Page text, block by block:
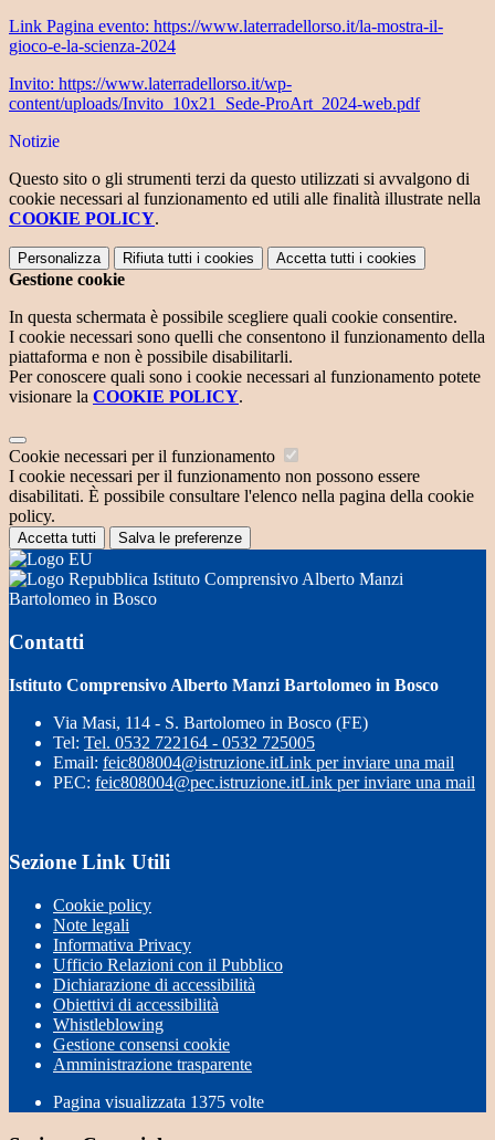
Link Pagina evento: https://www.laterradellorso.it/la-mostra-il-
gioco-e-la-scienza-2024
Invito: https://www.laterradellorso.it/wp-
content/uploads/Invito_10x21_Sede-ProArt_2024-web.pdf
Notizie
Questo sito o gli strumenti terzi da questo utilizzati si avvalgono di
cookie necessari al funzionamento ed utili alle finalità illustrate nella
COOKIE POLICY.
Personalizza Rifiuta tutti i cookies Accetta tutti i cookies
Gestione cookie
In questa schermata è possibile scegliere quali cookie consentire.
I cookie necessari sono quelli che consentono il funzionamento della
piattaforma e non è possibile disabilitarli.
Per conoscere quali sono i cookie necessari al funzionamento potete
visionare la COOKIE POLICY.
Cookie necessari per il funzionamento
I cookie necessari per il funzionamento non possono essere
disabilitati. È possibile consultare l'elenco nella pagina della cookie
policy.
Accetta tutti Salva le preferenze
Istituto Comprensivo Alberto Manzi
Bartolomeo in Bosco
Contatti
Istituto Comprensivo Alberto Manzi Bartolomeo in Bosco
Via Masi, 114 - S. Bartolomeo in Bosco (FE)
Tel: Tel. 0532 722164 - 0532 725005
Email: feic808004@istruzione.itLink per inviare una mail
PEC: feic808004@pec.istruzione.itLink per inviare una mail
Sezione Link Utili
Cookie policy
Note legali
Informativa Privacy
Ufficio Relazioni con il Pubblico
Dichiarazione di accessibilità
Obiettivi di accessibilità
Whistleblowing
Gestione consensi cookie
Amministrazione trasparente
Pagina visualizzata 1375 volte